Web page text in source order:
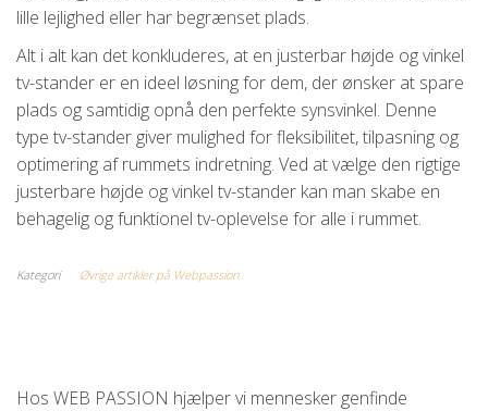
lille lejlighed eller har begrænset plads.
Alt i alt kan det konkluderes, at en justerbar højde og vinkel
tv-stander er en ideel løsning for dem, der ønsker at spare
plads og samtidig opnå den perfekte synsvinkel. Denne
type tv-stander giver mulighed for fleksibilitet, tilpasning og
optimering af rummets indretning. Ved at vælge den rigtige
justerbare højde og vinkel tv-stander kan man skabe en
behagelig og funktionel tv-oplevelse for alle i rummet.
Kategori Øvrige artikler på Webpassion
Hos WEB PASSION hjælper vi mennesker genfinde